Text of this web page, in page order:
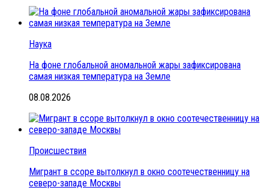
Наука
На фоне глобальной аномальной жары зафиксирована
самая низкая температура на Земле
08.08.2026
Происшествия
Мигрант в ссоре вытолкнул в окно соотечественницу на
северо-западе Москвы